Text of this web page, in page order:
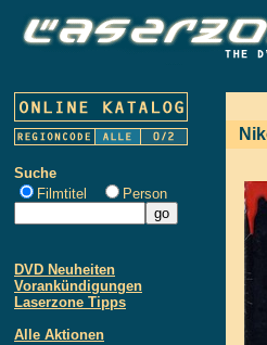
Suche
Filmtitel
Person
DVD Neuheiten
Vorankündigungen
Laserzone Tipps
Alle Aktionen